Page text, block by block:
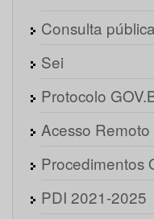
Consulta
Sei
Protocolo
Acesso Remoto
Procedimentos
PDI 2021-2025